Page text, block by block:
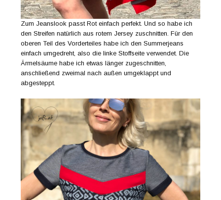
Zum Jeanslook passt Rot einfach perfekt. Und so habe ich
den Streifen natürlich aus rotem Jersey zuschnitten. Für den
oberen Teil des Vorderteiles habe ich den Summerjeans
einfach umgedreht, also die linke Stoffseite verwendet. Die
Ärmelsäume habe ich etwas länger zugeschnitten,
anschließend zweimal nach außen umgeklappt und
abgesteppt.